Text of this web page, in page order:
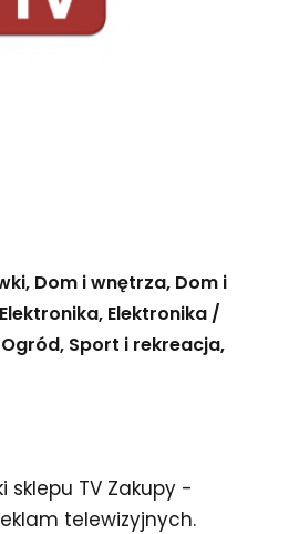
Dom i wnętrza Dom i
Elektronika Elektronika /
Ogród Sport i rekreacja
sklepu TV Zakupy -
telewizyjnych.